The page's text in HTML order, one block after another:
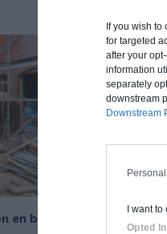
If you wish to
for targeted
after your
information
separately
downstream
Downstream
I want to
Opted In
en bois sans permis de